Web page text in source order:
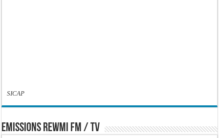
SICAP
EMISSIONS REWMI FM / TV